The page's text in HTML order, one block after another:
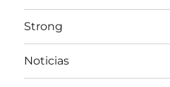
Strong
Noticias